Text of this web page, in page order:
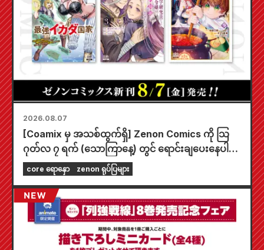
2026.08.07
[Coamix မှ အသစ်ထွက်ရှိ] Zenon Comics ကို သြ
ဂုတ်လ ၇ ရက် (သောကြာနေ့) တွင် ရောင်းချပေးနေပါ
ပြီ။
core ရောနှော zenon ရုပ်ပြများ